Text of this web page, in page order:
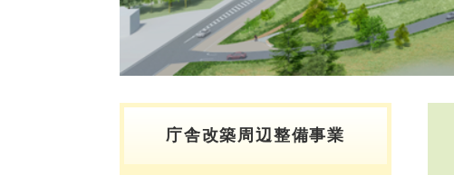
庁舎改築周辺整備事業